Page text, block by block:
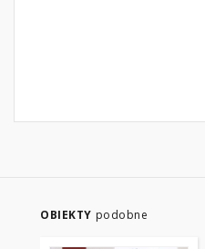
OBIEKTY podobne